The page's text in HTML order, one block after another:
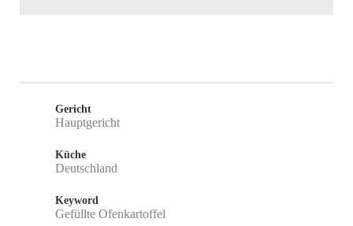
Gericht
Hauptgericht
Küche
Deutschland
Keyword
Gefüllte Ofenkartoffel